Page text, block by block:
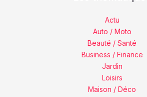
Actu
Auto / Moto
Beauté / Santé
Business / Finance
Jardin
Loisirs
Maison / Déco